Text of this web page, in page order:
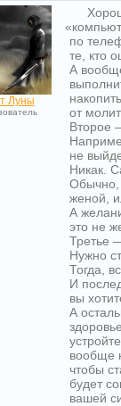
Луны
«
по
те, кто
А
от
Второе
не
Никак.
Обычно,
женой,
А
это не
Третье
Нужно
Тогда,
И
вы
А
вообще
чтобы
будет
вашей